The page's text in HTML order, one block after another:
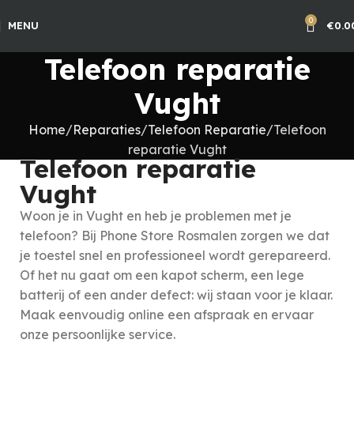
MENU 0 €
Telefoon reparatie
Vught
Home Reparaties Telefoon Reparatie Telefoon
reparatie Vught
Telefoon reparatie
Vught
Woon je in Vught en heb je problemen met je
telefoon? Bij Phone Store Rosmalen zorgen we dat
je toestel snel en professioneel wordt gerepareerd.
Of het nu gaat om een kapot scherm, een lege
batterij of een ander defect: wij staan voor je klaar.
Maak eenvoudig online een afspraak en ervaar
onze persoonlijke service.